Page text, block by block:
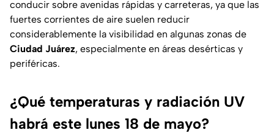
conducir sobre avenidas rápidas y carreteras, ya que las
fuertes corrientes de aire suelen reducir
considerablemente la visibilidad en algunas zonas de
Ciudad Juárez, especialmente en áreas desérticas y
periféricas.
¿Qué temperaturas y radiación UV
habrá este lunes 18 de mayo?